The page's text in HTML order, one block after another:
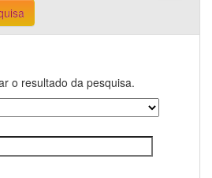
o resultado da pesquisa.